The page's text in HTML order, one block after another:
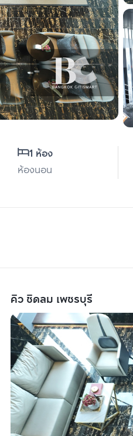
1 ห้อง
ห้องนอน
คิว ชิดลม เพชรบุรี